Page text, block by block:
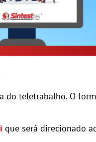
do teletrabalho. O
que será direcionado